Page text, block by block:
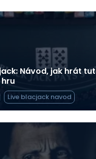
Návod, jak hrát
Live blacjack navod